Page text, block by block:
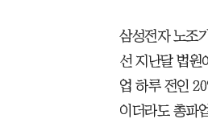
삼성전자 노조
선 지난달 법원
업 하루 전인
이더라도 총파